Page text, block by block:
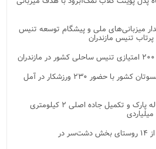
میزبانی‌های ملی و پیشگام توسعه تنیس
تنیس مازندران
رقابت‌های کشتی آزاد پیشکسوتان کشور با حضور ۲۳۰ ورزشکار در آمل
پایان پروژه نیمه‌تمام ۱۵ ساله پارک و تکمیل جاده اصلی ۲ کیلومتری
بازدید میدانی فرماندار آمل از ۱۴ روستای بخش دشت‌سر در